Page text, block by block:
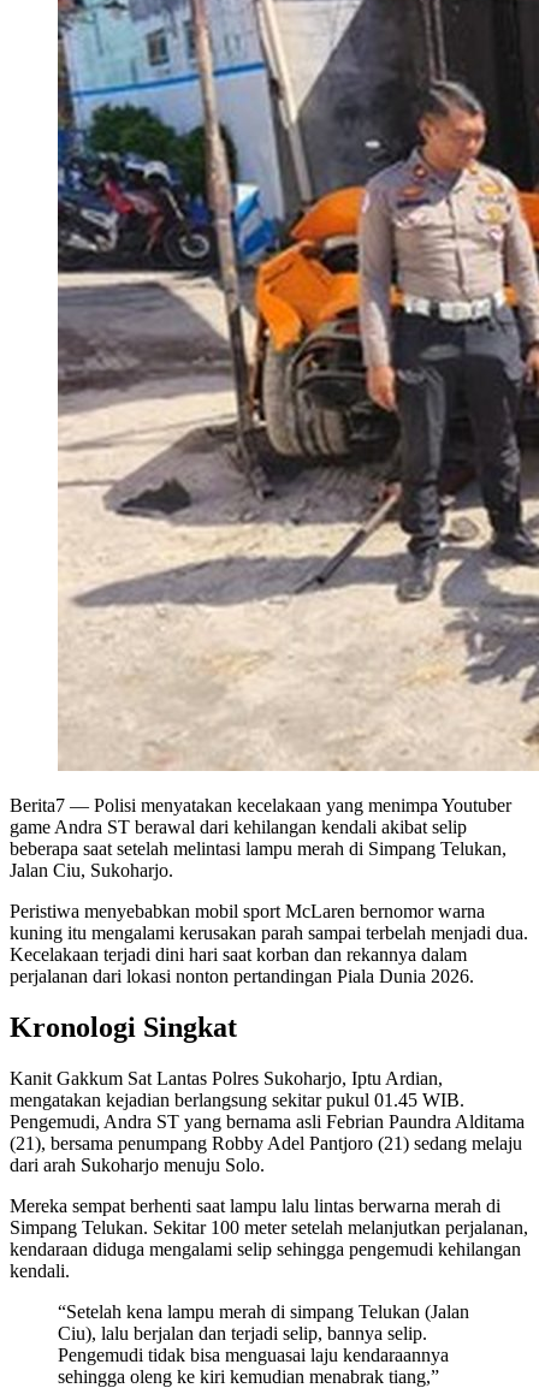
Berita7 — Polisi menyatakan kecelakaan yang menimpa Youtuber
game Andra ST berawal dari kehilangan kendali akibat selip
beberapa saat setelah melintasi lampu merah di Simpang Telukan,
Jalan Ciu, Sukoharjo.
Peristiwa menyebabkan mobil sport McLaren bernomor warna
kuning itu mengalami kerusakan parah sampai terbelah menjadi dua.
Kecelakaan terjadi dini hari saat korban dan rekannya dalam
perjalanan dari lokasi nonton pertandingan Piala Dunia 2026.
Kronologi Singkat
Kanit Gakkum Sat Lantas Polres Sukoharjo, Iptu Ardian,
mengatakan kejadian berlangsung sekitar pukul 01.45 WIB.
Pengemudi, Andra ST yang bernama asli Febrian Paundra Alditama
(21), bersama penumpang Robby Adel Pantjoro (21) sedang melaju
dari arah Sukoharjo menuju Solo.
Mereka sempat berhenti saat lampu lalu lintas berwarna merah di
Simpang Telukan. Sekitar 100 meter setelah melanjutkan perjalanan,
kendaraan diduga mengalami selip sehingga pengemudi kehilangan
kendali.
“Setelah kena lampu merah di simpang Telukan (Jalan
Ciu), lalu berjalan dan terjadi selip, bannya selip.
Pengemudi tidak bisa menguasai laju kendaraannya
sehingga oleng ke kiri kemudian menabrak tiang,”